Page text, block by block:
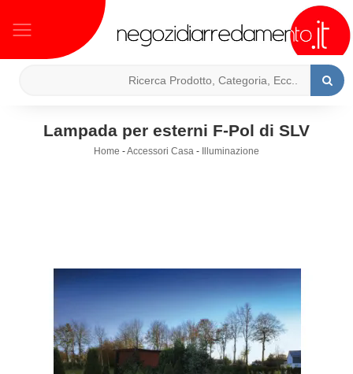
Lampada per esterni F-Pol di SLV
Home -Accessori Casa - Illuminazione